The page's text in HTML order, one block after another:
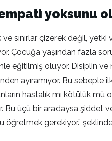
yoksunu
sınırlar çizerek değil,
Çocuğa yaşından fazla
eğitilmiş oluyor. Disiplin
ayıramıyor. Bu
hastalık mı kötülük
üçü bir aradaysa şiddet
gerekiyor.”